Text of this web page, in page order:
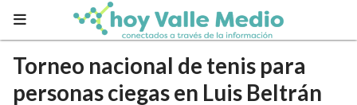
Torneo nacional de tenis para
personas ciegas en Luis Beltrán